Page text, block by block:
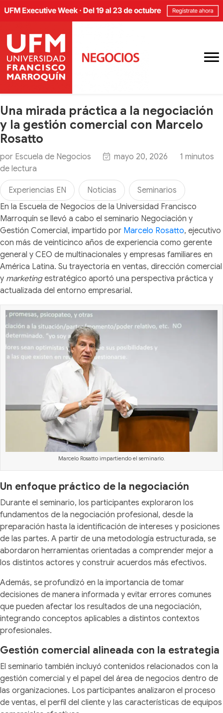
Una mirada práctica a la negociación
y la gestión comercial con Marcelo
Rosatto
por Escuela de Negocios mayo 20, 2026 1 minutos
de lectura
Experiencias EN Noticias
Seminarios
En la Escuela de Negocios de la Universidad Francisco
Marroquín se llevó a cabo el seminario Negociación y
Gestión Comercial, impartido por Marcelo Rosatto, ejecutivo
con más de veinticinco años de experiencia como gerente
general y CEO de multinacionales y empresas familiares en
América Latina. Su trayectoria en ventas, dirección comercial
y marketingestratégico aportó una perspectiva práctica y
actualizada del entorno empresarial.
Marcelo Rosatto impartiendo el seminario.
Un enfoque práctico de la negociación
Durante el seminario, los participantes exploraron los
fundamentos de la negociación profesional, desde la
preparación hasta la identificación de intereses y posiciones
de las partes. A partir de una metodología estructurada, se
abordaron herramientas orientadas a comprender mejor a
los distintos actores y construir acuerdos más efectivos.
Además, se profundizó en la importancia de tomar
decisiones de manera informada y evitar errores comunes
que pueden afectar los resultados de una negociación,
integrando conceptos aplicables a distintos contextos
profesionales.
Gestión comercial alineada con la estrategia
El seminario también incluyó contenidos relacionados con la
gestión comercial y el papel del área de negocios dentro de
las organizaciones. Los participantes analizaron el proceso
de ventas, el perfil del cliente y las características de equipos